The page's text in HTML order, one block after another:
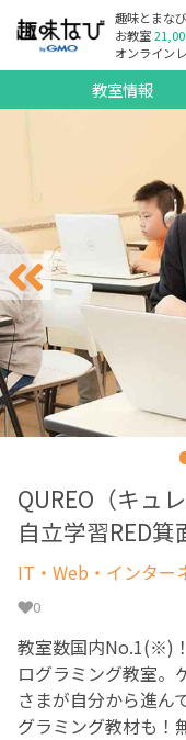
趣味とまな
お教室
オンライン
教室情報
QUREO（キュ
自立学習RED
IT・Web・インター
0
教室数国内No.1(※)
ログラミング教室。
さまが自分から進ん
グラミング教材も！